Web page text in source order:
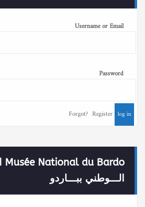
Username or Email
Password
Forgot? Register
الـــوطني ببـــاردو